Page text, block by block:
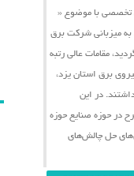
تخصصی با موضوع «
میزبانی شرکت برق
نشست که در سالن اجلاس معاونت بهره‌برداری شرکت برق منطقه‌ای یزد در تاریخ دوم مهرماه ۱۳۹۹ برگزار گردید، مقامات عالی رتبه
برق استان یزد،
در این
در حوزه صنایع حوزه
حل چالش‌های